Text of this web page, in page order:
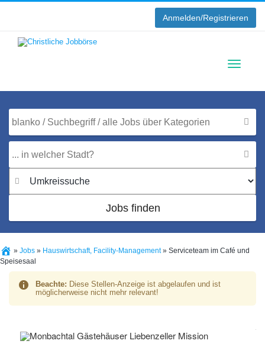
Anmelden/Registrieren
Jobs finden
» Jobs » Hauswirtschaft, Facility-Management » Serviceteam im Café und
Speisesaal
Beachte: Diese Stellen-Anzeige ist abgelaufen und ist
möglicherweise nicht mehr relevant!